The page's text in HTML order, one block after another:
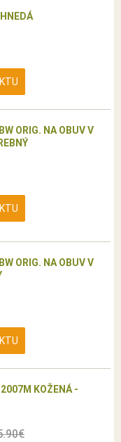
ORIG. NA OBUV V
ORIG. NA OBUV V
KOŽENÁ -